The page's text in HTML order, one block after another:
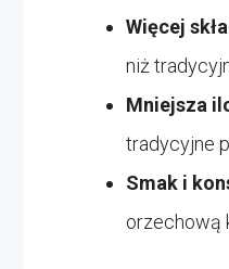
Więcej
niż
Mniejsza
tradycyjne
Smak i
orzechową